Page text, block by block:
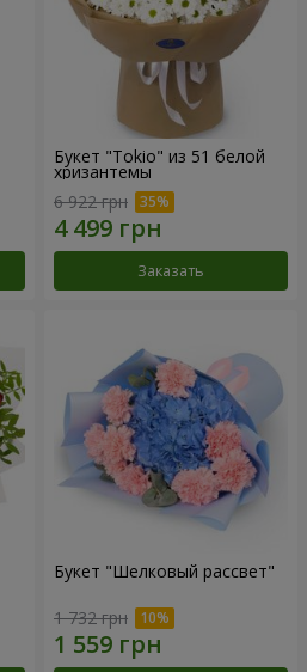
Букет "Tokio" из 51 белой
хризантемы
6 922 грн
Заказать
Букет "Шелковый рассвет"
1 732 грн